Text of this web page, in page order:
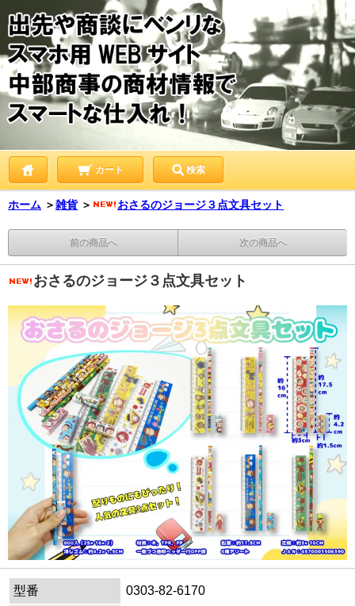
カート 検索
ホーム ＞雑貨 ＞ おさるのジョージ３点文具セット
前の商品へ 次の商品へ
おさるのジョージ３点文具セット
型番
0303-82-6170